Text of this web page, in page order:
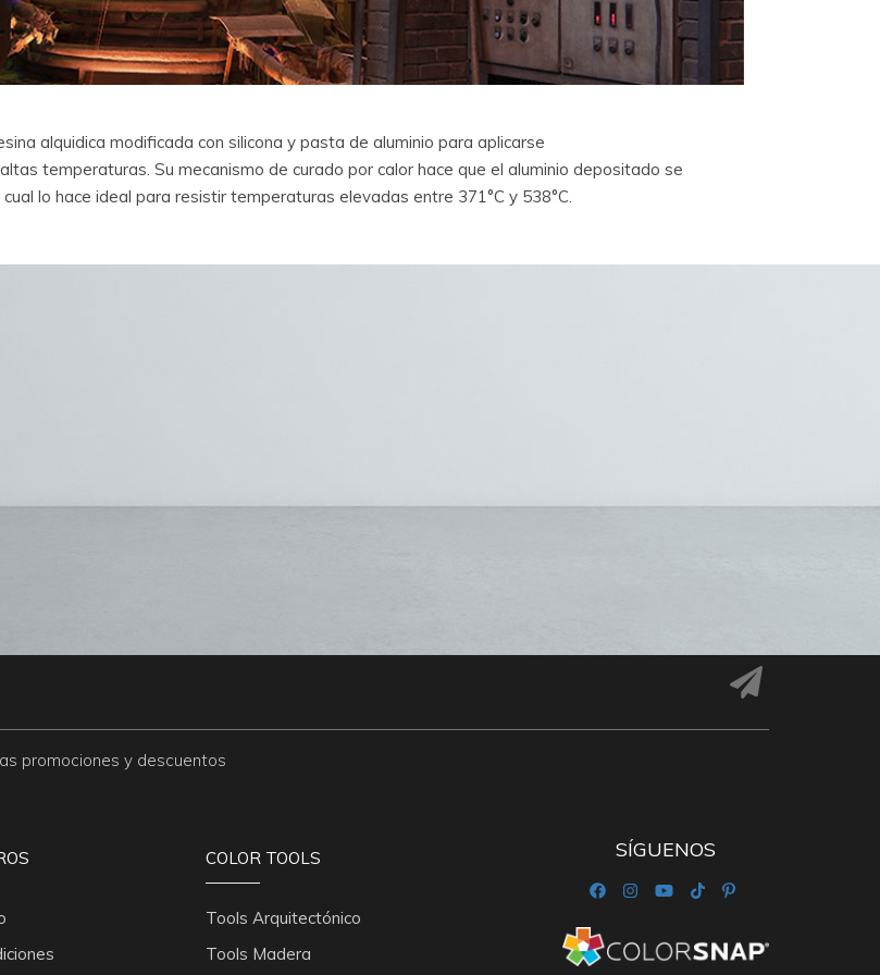
alquidica modificada con silicona y pasta de aluminio para aplicarse
temperaturas. Su mecanismo de curado por calor hace que el aluminio depositado se
lo hace ideal para resistir temperaturas elevadas entre 371°C y 538°C.
promociones y descuentos
COLOR TOOLS
Tools Arquitectónico
Tools Madera
SÍGUENOS